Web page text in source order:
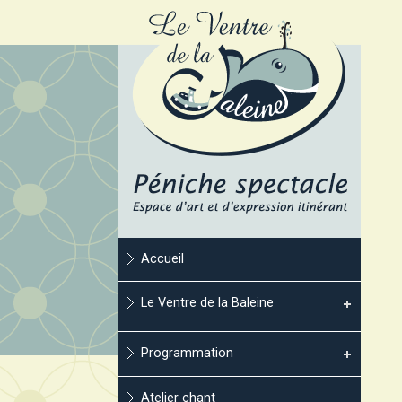
Accueil
Le Ventre de la Baleine
Programmation
Atelier chant